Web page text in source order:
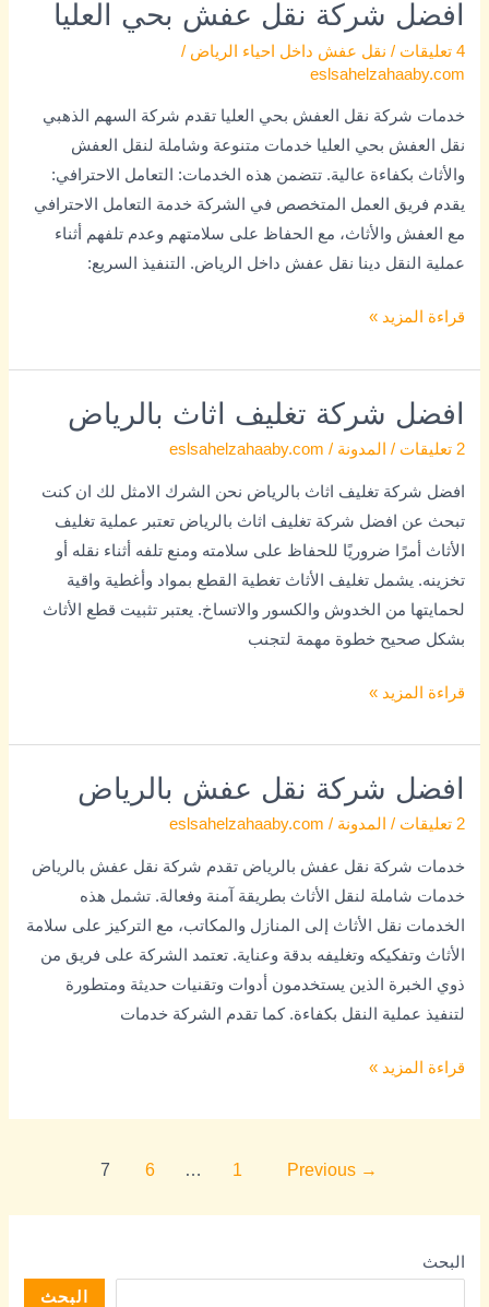
افضل شركة نقل عفش بحي العليا
4 تعليقات / نقل عفش داخل احياء الرياض /
eslsahelzahaaby.com
خدمات شركة نقل العفش بحي العليا تقدم شركة السهم الذهبي
نقل العفش بحي العليا خدمات متنوعة وشاملة لنقل العفش
والأثاث بكفاءة عالية. تتضمن هذه الخدمات: التعامل الاحترافي:
يقدم فريق العمل المتخصص في الشركة خدمة التعامل الاحترافي
مع العفش والأثاث، مع الحفاظ على سلامتهم وعدم تلفهم أثناء
عملية النقل دينا نقل عفش داخل الرياض. التنفيذ السريع:
افضل
نقل
بحي
العليا
قراءة المزيد »
افضل شركة تغليف اثاث بالرياض
2 تعليقات / المدونة /
eslsahelzahaaby.com
افضل شركة تغليف اثاث بالرياض نحن الشرك الامثل لك ان كنت
تبحث عن افضل شركة تغليف اثاث بالرياض تعتبر عملية تغليف
الأثاث أمرًا ضروريًا للحفاظ على سلامته ومنع تلفه أثناء نقله أو
تخزينه. يشمل تغليف الأثاث تغطية القطع بمواد وأغطية واقية
لحمايتها من الخدوش والكسور والاتساخ. يعتبر تثبيت قطع الأثاث
بشكل صحيح خطوة مهمة لتجنب
افضل
اثاث
بالرياض
قراءة المزيد »
افضل شركة نقل عفش بالرياض
2 تعليقات / المدونة /
eslsahelzahaaby.com
خدمات شركة نقل عفش بالرياض تقدم شركة نقل عفش بالرياض
خدمات شاملة لنقل الأثاث بطريقة آمنة وفعالة. تشمل هذه
الخدمات نقل الأثاث إلى المنازل والمكاتب، مع التركيز على سلامة
الأثاث وتفكيكه وتغليفه بدقة وعناية. تعتمد الشركة على فريق من
ذوي الخبرة الذين يستخدمون أدوات وتقنيات حديثة ومتطورة
لتنفيذ عملية النقل بكفاءة. كما تقدم الشركة خدمات
افضل
عفش
بالرياض
قراءة المزيد »
→
1
…
6
7
البحث
البحث